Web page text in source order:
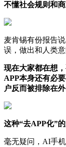
不懂社会规则和
麦肯锡有份报告
误，做出和人类意
现在大家都在想
APP本身还有必
户反而被排除在外
这种“去APP化”
毫无疑问，AI手